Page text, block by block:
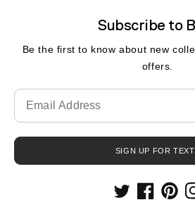
Subscribe to
Be the first to know about new
offers.
Translation
missing:
fr.contact.form.email
SIGN UP FOR
TwitterFacebook